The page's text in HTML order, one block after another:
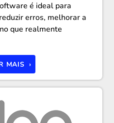
é ideal para
erros, melhorar a
que realmente
MAIS ›